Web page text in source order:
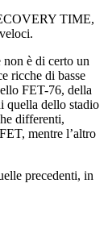
TIME,
non è di certo un
ricche di basse
FET-76, della
quella dello stadio
differenti,
mentre l’altro
precedenti, in